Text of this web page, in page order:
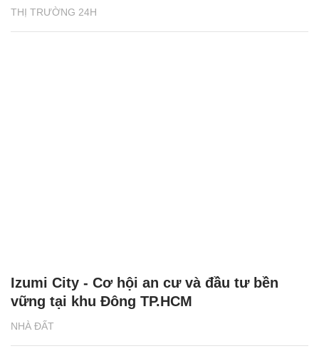
THỊ TRƯỜNG 24H
NHÀ ĐẤT
Izumi City - Cơ hội an cư và đầu tư bền
vững tại khu Đông TP.HCM